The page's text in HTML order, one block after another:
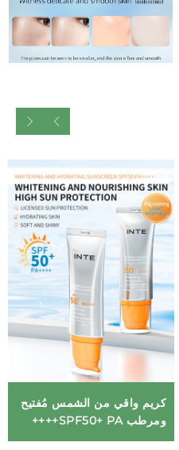
كريم واقي من الشمس مُفتيح
ومرطب SPF50+ PA++++